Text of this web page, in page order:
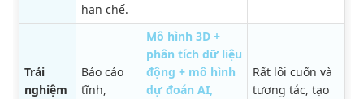
hạn chế.
Trải
nghiệm
Báo cáo
tĩnh,
Mô hình 3D +
phân tích dữ liệu
động + mô hình
dự đoán AI,
Rất lôi cuốn và
tương tác, tạo